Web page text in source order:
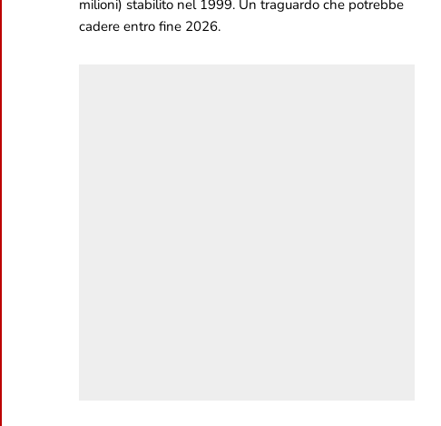
milioni) stabilito nel 1999. Un traguardo che potrebbe
cadere entro fine 2026.